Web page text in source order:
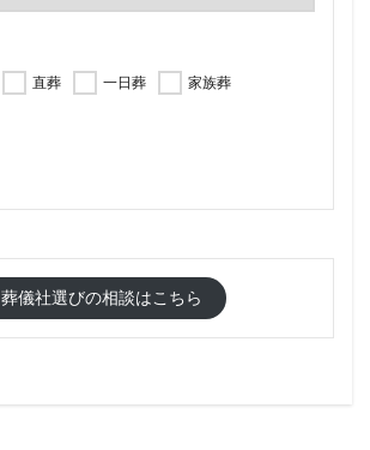
直葬 一日葬
家族葬
葬儀社選びの相談はこちら